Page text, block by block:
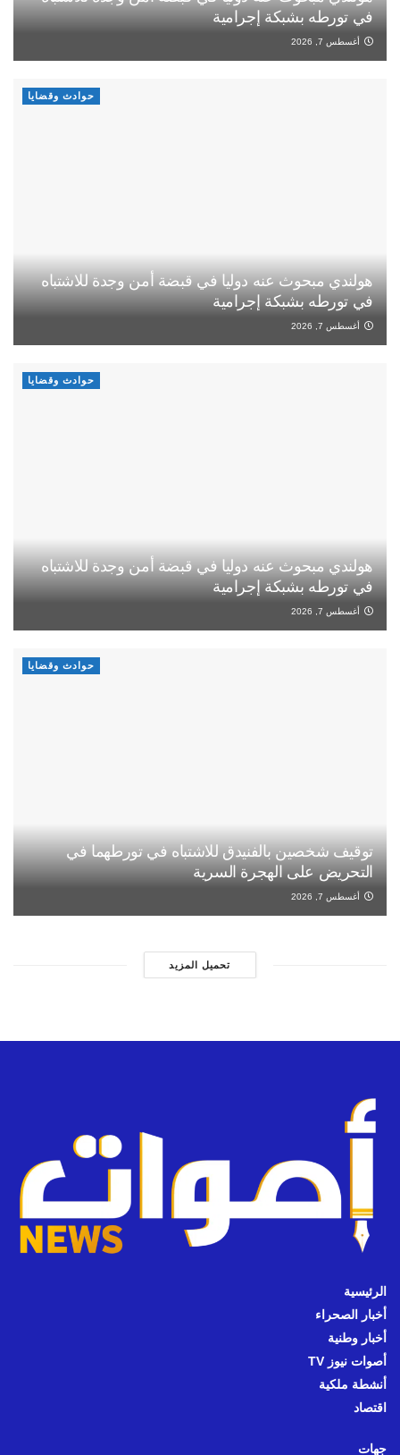
في تورطه بشبكة إجرامية
أغسطس 7, 2026
حوادث وقضايا
هولندي مبحوث عنه دوليا في قبضة أمن وجدة للاشتباه
في تورطه بشبكة إجرامية
أغسطس 7, 2026
حوادث وقضايا
هولندي مبحوث عنه دوليا في قبضة أمن وجدة للاشتباه
في تورطه بشبكة إجرامية
أغسطس 7, 2026
حوادث وقضايا
توقيف شخصين بالفنيدق للاشتباه في تورطهما في
التحريض على الهجرة السرية
أغسطس 7, 2026
تحميل المزيد
الرئيسية
أخبار الصحراء
أخبار وطنية
أصوات نيوز TV
أنشطة ملكية
اقتصاد
جهات